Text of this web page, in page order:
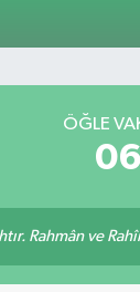
ÖĞLE
Rahmân ve